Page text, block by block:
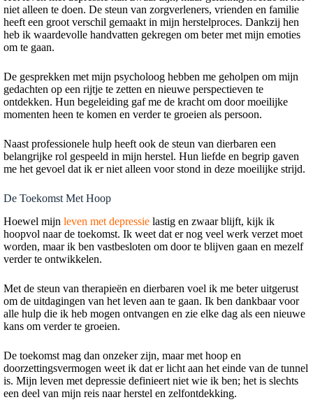
niet alleen te doen. De steun van zorgverleners, vrienden en familie
heeft een groot verschil gemaakt in mijn herstelproces. Dankzij hen
heb ik waardevolle handvatten gekregen om beter met mijn emoties
om te gaan.
De gesprekken met mijn psycholoog hebben me geholpen om mijn
gedachten op een rijtje te zetten en nieuwe perspectieven te
ontdekken. Hun begeleiding gaf me de kracht om door moeilijke
momenten heen te komen en verder te groeien als persoon.
Naast professionele hulp heeft ook de steun van dierbaren een
belangrijke rol gespeeld in mijn herstel. Hun liefde en begrip gaven
me het gevoel dat ik er niet alleen voor stond in deze moeilijke strijd.
De Toekomst Met Hoop
Hoewel mijn leven met depressie lastig en zwaar blijft, kijk ik
hoopvol naar de toekomst. Ik weet dat er nog veel werk verzet moet
worden, maar ik ben vastbesloten om door te blijven gaan en mezelf
verder te ontwikkelen.
Met de steun van therapieën en dierbaren voel ik me beter uitgerust
om de uitdagingen van het leven aan te gaan. Ik ben dankbaar voor
alle hulp die ik heb mogen ontvangen en zie elke dag als een nieuwe
kans om verder te groeien.
De toekomst mag dan onzeker zijn, maar met hoop en
doorzettingsvermogen weet ik dat er licht aan het einde van de tunnel
is. Mijn leven met depressie definieert niet wie ik ben; het is slechts
een deel van mijn reis naar herstel en zelfontdekking.